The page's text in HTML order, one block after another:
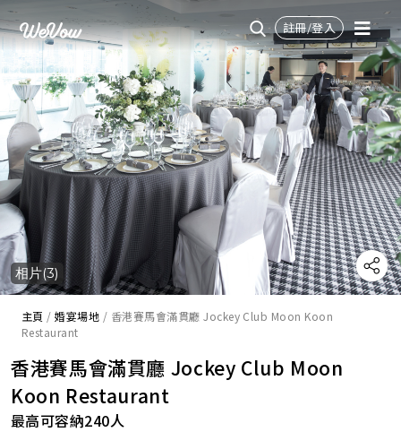
註冊/登入
相片(3)
主頁 /婚宴場地 / 香港賽馬會滿貫廳 Jockey Club Moon Koon
Restaurant
香港賽馬會滿貫廳 Jockey Club Moon
Koon Restaurant
最高可容納240人